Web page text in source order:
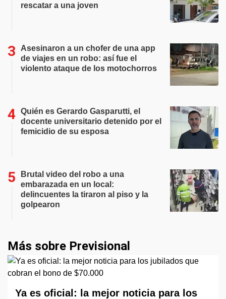
rescatar a una joven
Asesinaron a un chofer de una app
de viajes en un robo: así fue el
violento ataque de los motochorros
Quién es Gerardo Gasparutti, el
docente universitario detenido por el
femicidio de su esposa
Brutal video del robo a una
embarazada en un local:
delincuentes la tiraron al piso y la
golpearon
Más sobre Previsional
Ya es oficial: la mejor noticia para los